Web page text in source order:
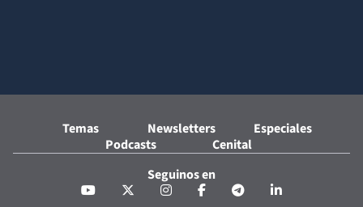
Temas Newsletters
Especiales
Podcasts
Cenital
Seguinos en